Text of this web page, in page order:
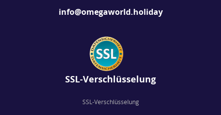
info@omegaworld.holiday
SSL-Verschlüsselung
SSL-Verschlüsselung